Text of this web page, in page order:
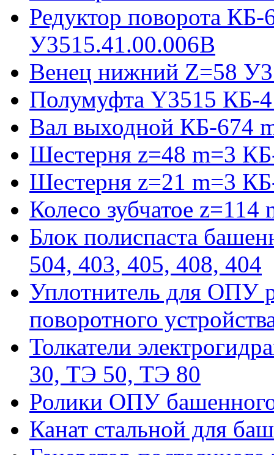
Редуктор поворота КБ-
У3515.41.00.006В
Венец нижний Z=58
Полумуфта Y3515 КБ-
Вал выходной КБ-674
Шестерня z=48 m=3
Шестерня z=21 m=3
Колесо зубчатое
Блок полиспаста
504, 403, 405, 408, 404
Уплотнитель для ОПУ
поворотного
Толкатели
30, ТЭ 50, ТЭ 80
Ролики ОПУ
Канат стальной для